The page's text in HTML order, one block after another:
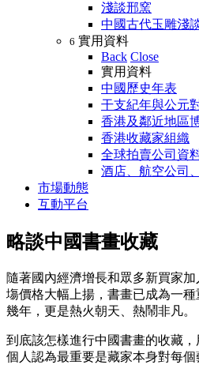
淺談邢窯
中國古代玉雕淺
6 實用資料
Back Close
實用資料
中國歷史年表
干支紀年與公元
香港及鄰近地區
香港收藏家組織
全球拍賣公司資
酒店、航空公司
市場動態
互動平台
略談中國書畫收藏
隨著國內經濟增長和眾多新買家
塲價格大幅上揚，書畫已成為一
幾年，更是熱火朝天、熱鬧非凡。
到底該怎樣進行中國書畫的收藏
個人認為最重要是藏家本身對每